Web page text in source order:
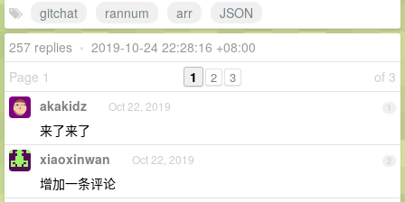
gitchat
rannum arr
JSON
257 replies • 2019-10-24 22:28:16 +08:00
Page 1
of 3
1 2 3
1
akakidz Oct 22, 2019
来了来了
2
xiaoxinwan Oct 22, 2019
增加一条评论